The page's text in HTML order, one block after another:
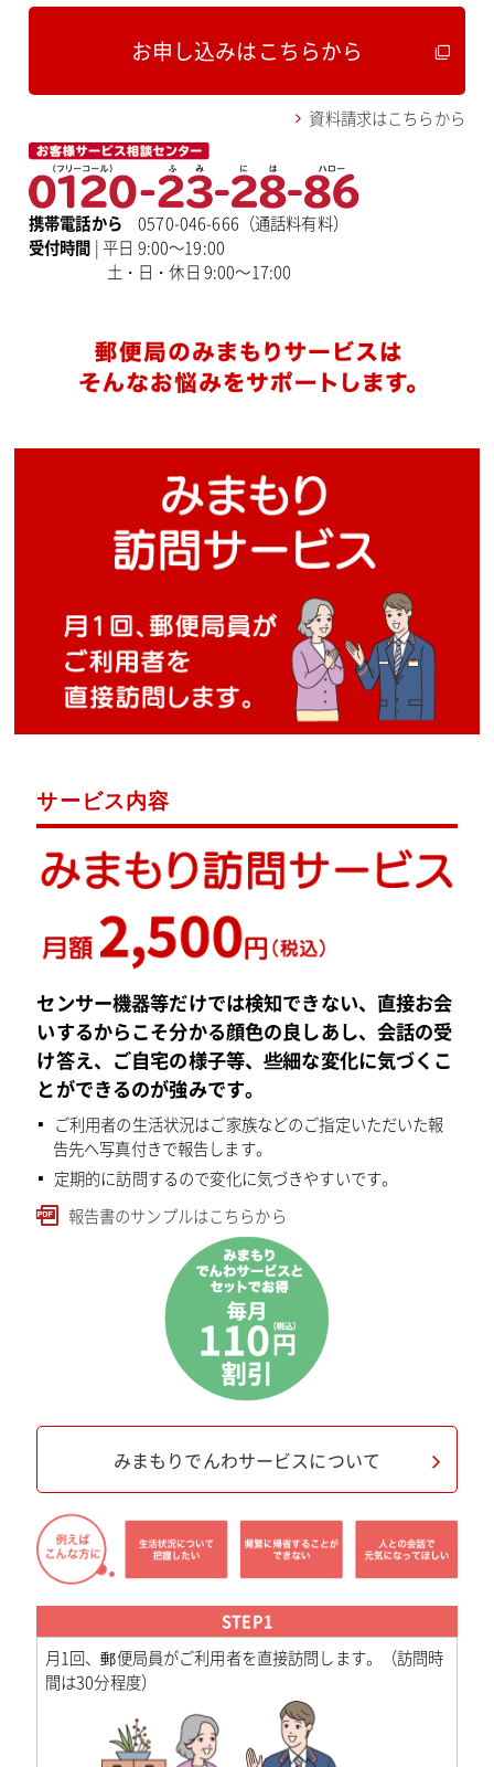
お申し込みはこちらから
資料請求はこちらから
携帯電話から 0570-046-666（通話料有料）
受付時間 | 平日 9:00～19:00
土・日・休日 9:00～17:00
サービス内容
センサー機器等だけでは検知できない、直接お会
いするからこそ分かる顔色の良しあし、会話の受
け答え、ご自宅の様子等、些細な変化に気づくこ
とができるのが強みです。
ご利用者の生活状況はご家族などのご指定いただいた報
告先へ写真付きで報告します。
定期的に訪問するので変化に気づきやすいです。
報告書のサンプルはこちらから
みまもりでんわサービスについて
STEP1
月1回、郵便局員がご利用者を直接訪問します。（訪問時
間は30分程度）